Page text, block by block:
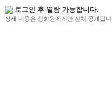
로그인 후 열람 가능합니다.
상세 내용은 정회원에게만 전체 공개됩